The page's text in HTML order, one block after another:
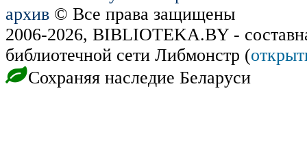
архив © Все права защищены
2006-2026, BIBLIOTEKA.BY -
библиотечной сети Либмонстр (
Сохраняя наследие Беларуси